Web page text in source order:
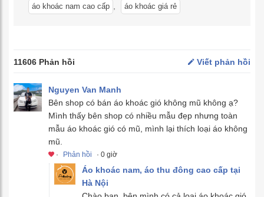
áo khoác nam cao cấp áo khoác giá rẻ
11606 Phản hồi Viết phản hồi
Nguyen Van Manh
Bên shop có bán áo khoác gió không mũ không ạ?
Mình thấy bên shop có nhiều mẫu đẹp nhưng toàn
mẫu áo khoác gió có mũ, mình lại thích loại áo không
mũ.
· Phản hồi · 0 giờ
Áo khoác nam, áo thu đông cao cấp tại
Hà Nội